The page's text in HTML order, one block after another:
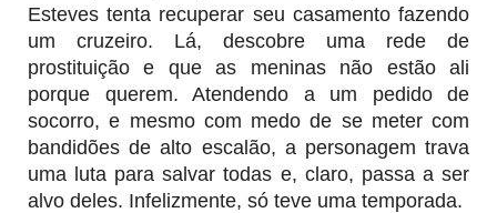
Esteves tenta recuperar seu casamento fazendo
um cruzeiro. Lá, descobre uma rede de
prostituição e que as meninas não estão ali
porque querem. Atendendo a um pedido de
socorro, e mesmo com medo de se meter com
bandidões de alto escalão, a personagem trava
uma luta para salvar todas e, claro, passa a ser
alvo deles. Infelizmente, só teve uma temporada.